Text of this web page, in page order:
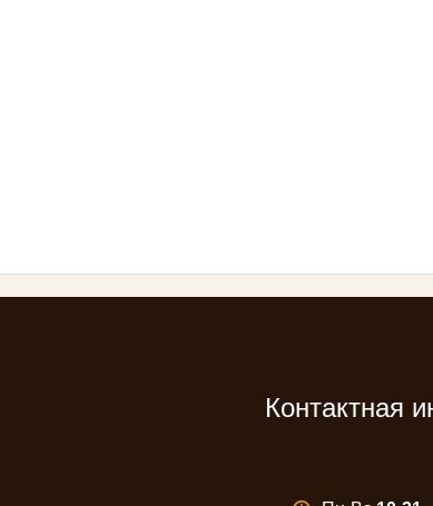
Контактная